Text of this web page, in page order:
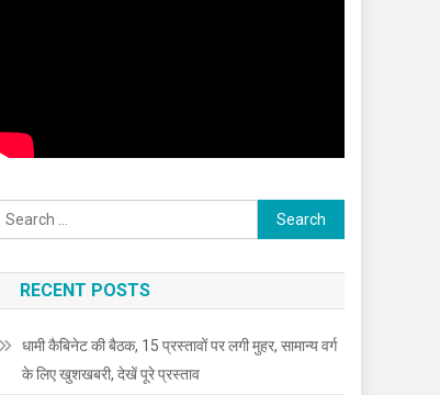
Search
for:
RECENT POSTS
धामी कैबिनेट की बैठक, 15 प्रस्तावों पर लगी मुहर, सामान्य वर्ग
के लिए खुशखबरी, देखें पूरे प्रस्ताव